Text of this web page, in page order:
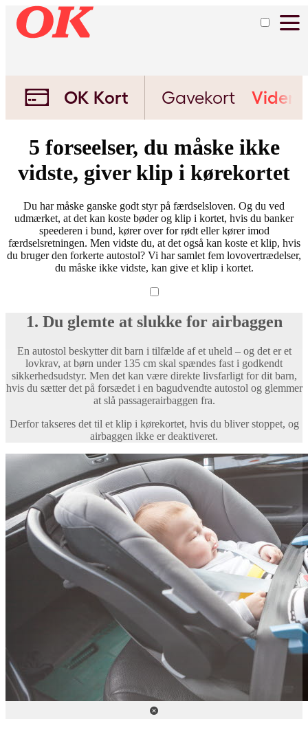
OK Kort Gavekort Viden
5 forseelser, du måske ikke
vidste, giver klip i kørekortet
Du har måske ganske godt styr på færdselsloven. Og du ved
udmærket, at det kan koste bøder og klip i kortet, hvis du banker
speederen i bund, kører over for rødt eller kører imod
færdselsretningen. Men vidste du, at det også kan koste et klip, hvis
du bruger den forkerte autostol? Vi har samlet fem lovovertrædelser,
du måske ikke vidste, kan give et klip i kortet.
1. Du glemte at slukke for airbaggen
En autostol beskytter dit barn i tilfælde af et uheld – og det er et
lovkrav, at børn under 135 cm skal spændes fast i godkendt
sikkerhedsudstyr. Men det kan være direkte livsfarligt for dit barn,
hvis du sætter det på forsædet i en bagudvendte autostol og glemmer
at slå passagerairbaggen fra.
Derfor takseres det til et klip i kørekortet, hvis du bliver stoppet, og
airbaggen ikke er deaktiveret.